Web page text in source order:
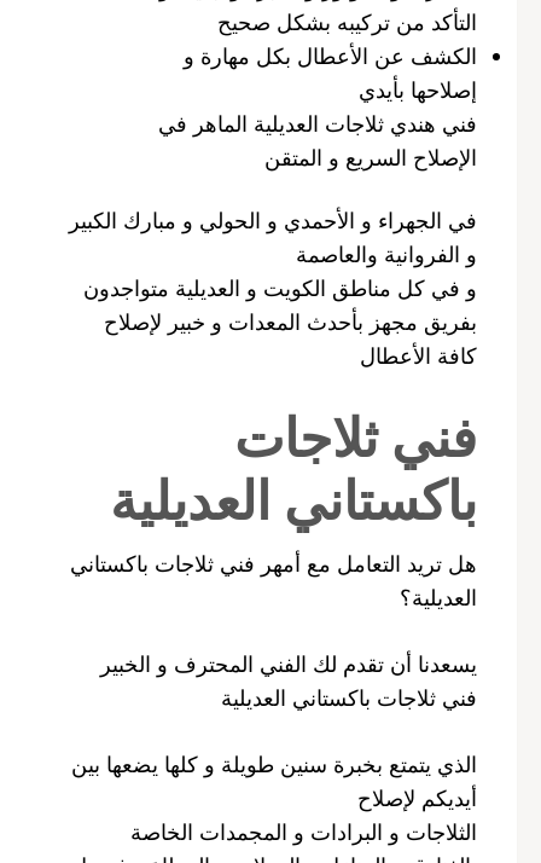
التأكد من تركيبه بشكل صحيح
الكشف عن الأعطال بكل مهارة و
إصلاحها بأيدي
فني هندي ثلاجات العديلية الماهر في
الإصلاح السريع و المتقن
في الجهراء و الأحمدي و الحولي و مبارك الكبير
و الفروانية والعاصمة
و في كل مناطق الكويت و العديلية متواجدون
بفريق مجهز بأحدث المعدات و خبير لإصلاح
كافة الأعطال
فني ثلاجات
باكستاني العديلية
هل تريد التعامل مع أمهر فني ثلاجات باكستاني
العديلية؟
يسعدنا أن تقدم لك الفني المحترف و الخبير
فني ثلاجات باكستاني العديلية
الذي يتمتع بخبرة سنين طويلة و كلها يضعها بين
أيديكم لإصلاح
الثلاجات و البرادات و المجمدات الخاصة